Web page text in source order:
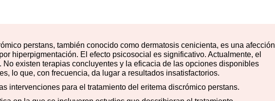
perstans, también conocido como dermatosis cenicienta, es una afección
hiperpigmentación. El efecto psicosocial es significativo. Actualmente, el
existen terapias concluyentes y la eficacia de las opciones disponibles
lo que, con frecuencia, da lugar a resultados insatisfactorios.
intervenciones para el tratamiento del eritema discrómico perstans.